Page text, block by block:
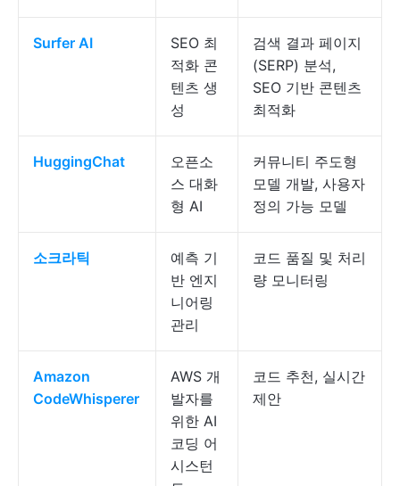
Surfer AI
SEO 최
적화 콘
텐츠 생
성
검색 결과 페이지
(SERP) 분석,
SEO 기반 콘텐츠
최적화
HuggingChat
오픈소
스 대화
형 AI
커뮤니티 주도형
모델 개발, 사용자
정의 가능 모델
소크라틱
예측 기
반 엔지
니어링
관리
코드 품질 및 처리
량 모니터링
Amazon
CodeWhisperer
AWS 개
발자를
위한 AI
코딩 어
시스턴
코드 추천, 실시간
제안